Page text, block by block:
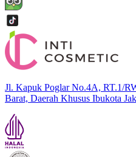
Jl. Kapuk Poglar No.4A, RT.1/
Barat, Daerah Khusus Ibukota